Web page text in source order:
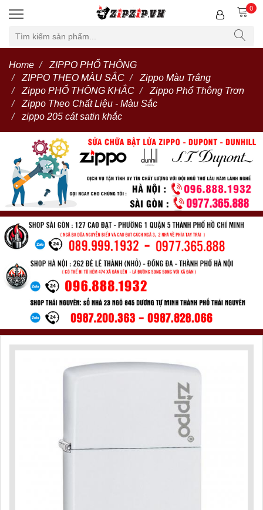
0
Home
ZIPPO PHỔ THÔNG
ZIPPO THEO MÀU SẮC
Zippo Màu Trắng
Zippo PHỔ THÔNG KHẮC
Zippo Phổ Thông Trơn
Zippo Theo Chất Liệu - Màu Sắc
zippo 205 cát satin khắc